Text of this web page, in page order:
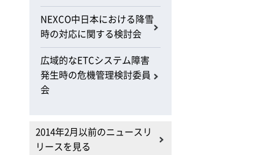
NEXCO中日本における降雪
時の対応に関する検討会
広域的なETCシステム障害
発生時の危機管理検討委員
会
2014年2月以前のニュースリ
リースを見る